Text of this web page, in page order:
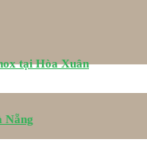
tại Hòa Xuân
Nẵng